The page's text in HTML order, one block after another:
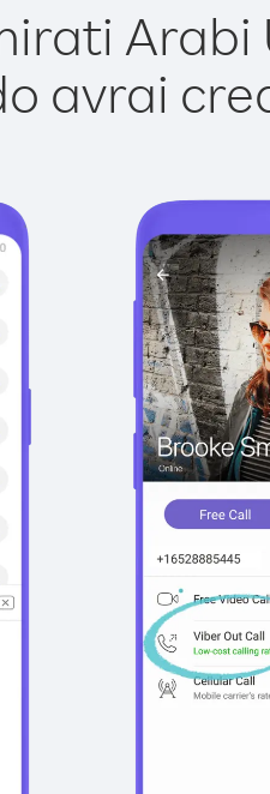
Arabi
avrai